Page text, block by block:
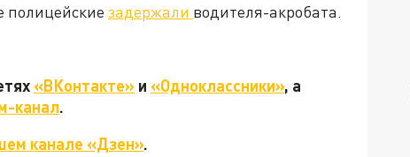
полицейские задержали водителя-акробата.
«ВКонтакте» и «Одноклассники», а
канал.
канале «Дзен».